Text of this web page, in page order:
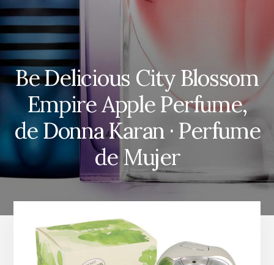
Be Delicious City Blossom
Empire Apple Perfume,
de Donna Karan · Perfume
de Mujer